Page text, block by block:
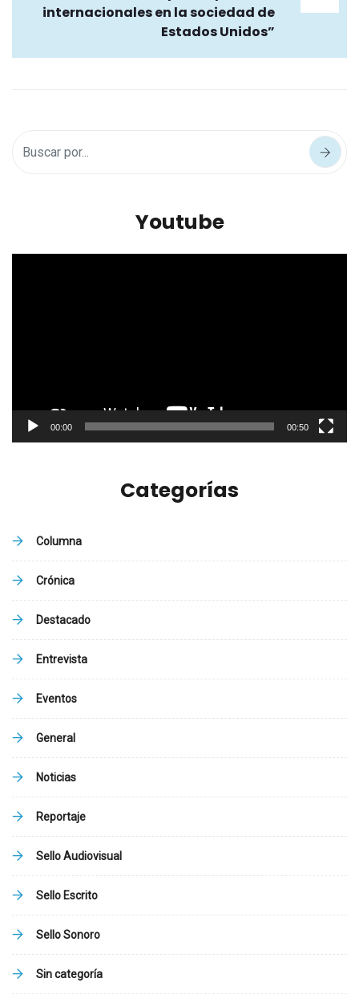
internacionales en la sociedad de
Estados Unidos”
Youtube
00:00 00:50
Categorías
Columna
Crónica
Destacado
Entrevista
Eventos
General
Noticias
Reportaje
Sello Audiovisual
Sello Escrito
Sello Sonoro
Sin categoría